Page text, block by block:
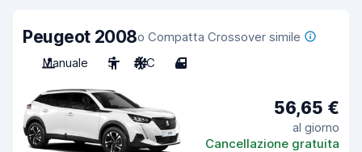
Peugeot 2008o Compatta Crossover simile
Manuale
5 A/C 4
56,65 €
al giorno
Cancellazione gratuita